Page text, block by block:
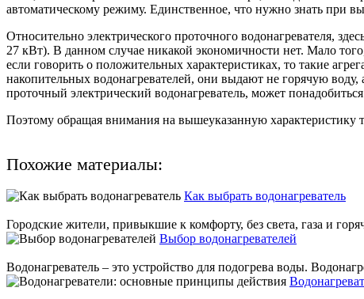
автоматическому режиму. Единственное, что нужно знать при
Относительно электрического проточного водонагревателя,
27 кВт). В данном случае никакой экономичности нет. Мало
если говорить о положительных характеристиках, то такие
накопительных водонагревателей, они выдают не горячую
проточный электрический водонагреватель, может
Поэтому обращая внимания на вышеуказанную характеристику
Похожие материалы:
Как выбрать водонагреватель
Городские жители, привыкшие к комфорту, без света, газа и
Выбор водонагревателей
Водонагреватель – это устройство для подогрева воды.